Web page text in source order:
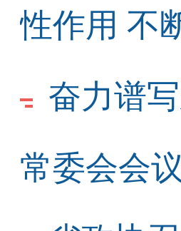
性作用 不
奋力谱
常委会会